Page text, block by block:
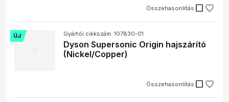
Összehasonlítás check_box_outline_blank
ÚJ Gyártói cikkszám: 107830-01
Dyson Supersonic Origin hajszárító
(Nickel/Copper)
Összehasonlítás check_box_outline_blank